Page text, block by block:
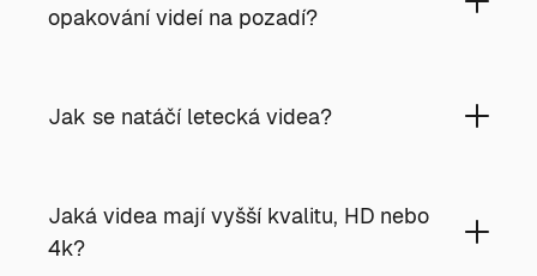
opakování videí na pozadí?
Jak se natáčí letecká videa?
Jaká videa mají vyšší kvalitu, HD nebo
4k?